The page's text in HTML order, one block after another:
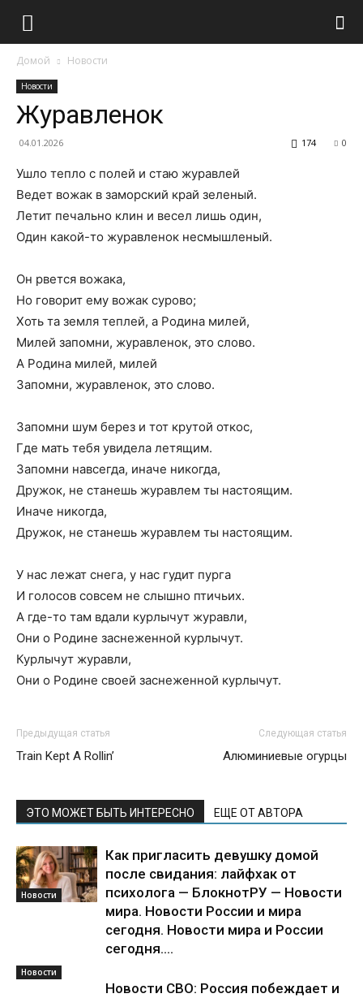
Домой Новости
Новости
Журавленок
04.01.2026 0
174
Ушло тепло с полей и стаю журавлей
Ведет вожак в заморский край зеленый.
Летит печально клин и весел лишь один,
Один какой-то журавленок несмышленый.
Он рвется вожака,
Но говорит ему вожак сурово;
Хоть та земля теплей, а Родина милей,
Милей запомни, журавленок, это слово.
А Родина милей, милей
Запомни, журавленок, это слово.
Запомни шум берез и тот крутой откос,
Где мать тебя увидела летящим.
Запомни навсегда, иначе никогда,
Дружок, не станешь журавлем ты настоящим.
Иначе никогда,
Дружок, не станешь журавлем ты настоящим.
У нас лежат снега, у нас гудит пурга
И голосов совсем не слышно птичьих.
А где-то там вдали курлычут журавли,
Они о Родине заснеженной курлычут.
Курлычут журавли,
Они о Родине своей заснеженной курлычут.
Предыдущая статья
Train Kept A Rollin’
Следующая статья
Алюминиевые огурцы
ЭТО МОЖЕТ БЫТЬ ИНТЕРЕСНО ЕЩЕ ОТ АВТОРА
Новости
Как пригласить девушку домой
после свидания: лайфхак от
психолога — БлокнотРУ — Новости
мира. Новости России и мира
сегодня. Новости мира и России
сегодня....
Новости
Новости СВО: Россия побеждает и